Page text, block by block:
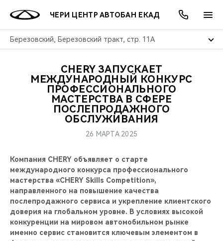
ЧЕРИ ЦЕНТР АВТОБАН ЕКАД
Березовский, Березовский тракт, стр. 11А
МОДЕЛИ
ВСЕ МОДЕЛИ
СЕДАНЫ
НОВИНКИ
ПОКУПАТЕЛЯМ
ВЫБОР И ПОКУПКА
КРЕДИТ И СТРАХОВАНИЕ
ВЛАДЕЛЬЦАМ
ЗАПЧАСТИ И АКСЕССУАРЫ
CHERY CONNECT
МИР CHERY
ЛЮДИ CHERY
БЛАГОТВОРИТЕЛЬНОСТЬ
CHERY REMOTE
АКЦИИ
ВЫГОДЫ И АКЦИИ
ОНЛАЙН СЕРВИСЫ
ВЫБОР И ПОКУПКА
О КОМПАНИИ
CHERY ЗАПУСКАЕТ
МЕЖДУНАРОДНЫЙ КОНКУРС
ПРОФЕССИОНАЛЬНОГО
МАСТЕРСТВА В СФЕРЕ
ПОСЛЕПРОДАЖНОГО
ОБСЛУЖИВАНИЯ
26 МАРТА 2025
Компания CHERY объявляет о старте
международного конкурса профессионального
мастерства «CHERY Skills Competition»,
направленного на повышение качества
послепродажного сервиса и укрепление клиентского
доверия на глобальном уровне. В условиях высокой
конкуренции на мировом автомобильном рынке
именно сервис становится ключевым элементом в